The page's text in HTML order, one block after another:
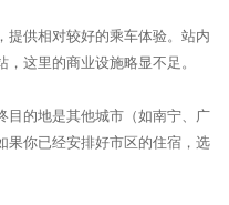
提供相对较好的乘车体验。站内
这里的商业设施略显不足。
目的地是其他城市（如南宁、广
果你已经安排好市区的住宿，选